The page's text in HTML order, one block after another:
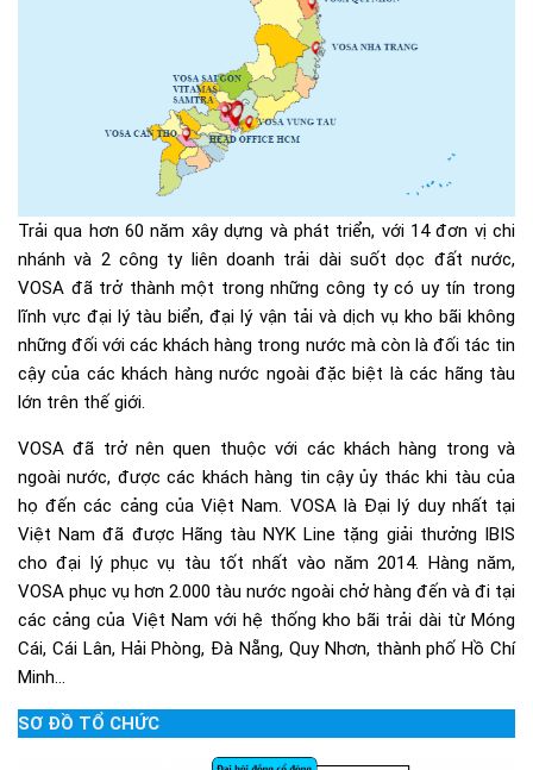
Trải qua hơn 60 năm xây dựng và phát triển, với 14 đơn vị chi
nhánh và 2 công ty liên doanh trải dài suốt dọc đất nước,
VOSA đã trở thành một trong những công ty có uy tín trong
lĩnh vực đại lý tàu biển, đại lý vận tải và dịch vụ kho bãi không
những đối với các khách hàng trong nước mà còn là đối tác tin
cậy của các khách hàng nước ngoài đặc biệt là các hãng tàu
lớn trên thế giới.
VOSA đã trở nên quen thuộc với các khách hàng trong và
ngoài nước, được các khách hàng tin cậy ủy thác khi tàu của
họ đến các cảng của Việt Nam. VOSA là Đại lý duy nhất tại
Việt Nam đã được Hãng tàu NYK Line tặng giải thưởng IBIS
cho đại lý phục vụ tàu tốt nhất vào năm 2014. Hàng năm,
VOSA phục vụ hơn 2.000 tàu nước ngoài chở hàng đến và đi tại
các cảng của Việt Nam với hệ thống kho bãi trải dài từ Móng
Cái, Cái Lân, Hải Phòng, Đà Nẵng, Quy Nhơn, thành phố Hồ Chí
Minh…
SƠ ĐỒ TỔ CHỨC